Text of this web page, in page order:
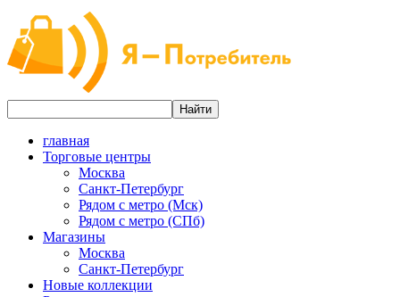
главная
Торговые центры
Москва
Санкт-Петербург
Рядом с метро (Мск)
Рядом с метро (СПб)
Магазины
Москва
Санкт-Петербург
Новые коллекции